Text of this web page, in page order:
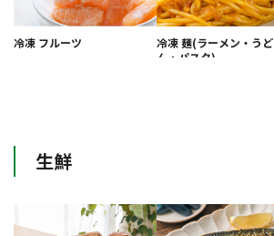
冷凍 フルーツ
冷凍 麺(ラーメン・うど
ん・パスタ)
生鮮